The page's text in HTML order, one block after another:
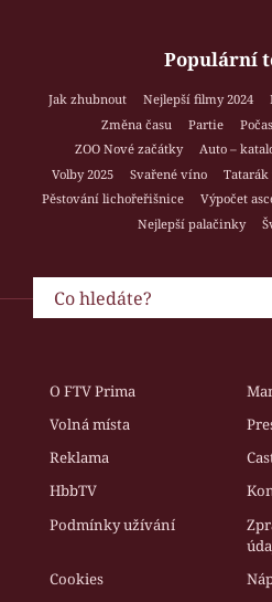
Populární
Jak zhubnout Nejlepší filmy 2024
Změna času
Partie
ZOO Nové začátky
Auto –
Volby 2025
Svařené víno Tatarák
Pěstování lichořeřišnice
Výpočet
Nejlepší palačinky
O FTV Prima
Volná místa
Reklama
HbbTV
Podmínky užívání
Cookies